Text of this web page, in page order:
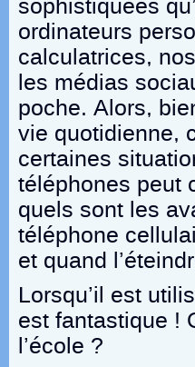
sophistiquées
ordinateurs
calculatrices,
les médias
poche. Alors,
vie quotidienne,
certaines
téléphones peut
quels sont les
téléphone
et quand
Lorsqu’il est
est fantastique !
l’école ?